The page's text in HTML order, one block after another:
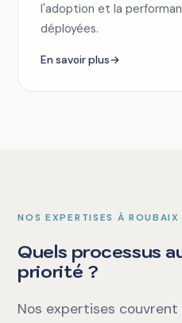
l'adoption et la
déployées.
En savoir plus→
NOS EXPERTISES À ROUBAIX
Quels processus
priorité ?
Nos expertises couvrent